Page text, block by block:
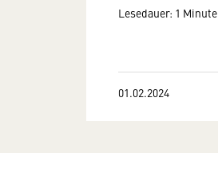
Lesedauer: 1 Minute
01.02.2024